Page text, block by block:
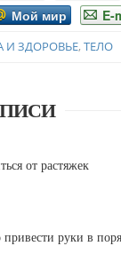
Мой мир E-
И ЗДОРОВЬЕ, ТЕЛО
от растяжек
привести руки в